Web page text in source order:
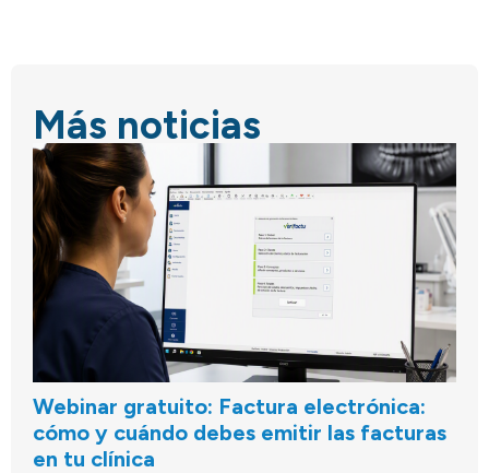
Más noticias
Webinar gratuito: Factura electrónica:
cómo y cuándo debes emitir las facturas
en tu clínica